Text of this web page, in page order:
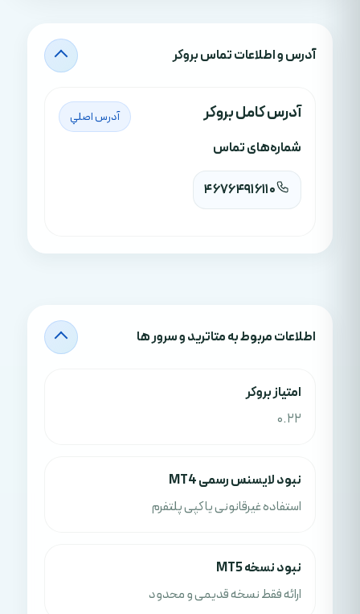
آدرس‌ و اطلاعات تماس بروکر
آدرس کامل بروکر آدرس اصلي
شماره‌های تماس
46764916110
اطلاعات مربوط به متاترید و سرور ها
امتياز بروکر
0.22
نبود لایسنس رسمی MT4
استفاده غیرقانونی یا کپی پلتفرم
نبود نسخه MT5
ارائه فقط نسخه قدیمی و محدود